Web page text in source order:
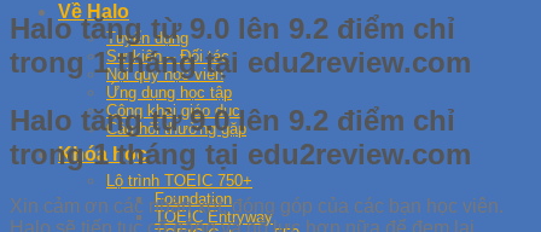
Về Halo
Tuyển dụng
Sự kiện – Đối tác
Nội quy học viên
Ứng dụng học tập
Công khai giáo dục
Câu hỏi thường gặp
Khóa học
Lộ trình TOEIC 750+
Foundation
TOEIC Entryway
Halo tăng từ 9.0 lên 9.2 điểm chỉ
trong 1 tháng tại edu2review.com
Halo tăng từ 9.0 lên 9.2 điểm chỉ
trong 1 tháng tại edu2review.com
Xin cảm ơn các nhận xét, đóng góp của các bạn học viên.
Halo sẽ tiếp tục cố gắng và nỗ lực hơn nữa để đem lại